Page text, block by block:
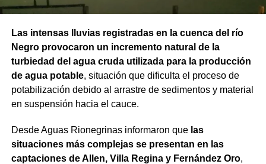
Las intensas lluvias registradas en la cuenca del río
Negro provocaron un incremento natural de la
turbiedad del agua cruda utilizada para la producción
de agua potable, situación que dificulta el proceso de
potabilización debido al arrastre de sedimentos y material
en suspensión hacia el cauce.
Desde Aguas Rionegrinas informaron que las
situaciones más complejas se presentan en las
captaciones de Allen, Villa Regina y Fernández Oro,